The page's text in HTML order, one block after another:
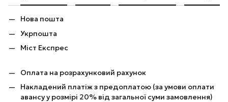
Нова пошта
Укрпошта
Міст Експрес
Оплата на розрахунковий рахунок
Накладений платіж з предоплатою (за умови оплати
авансу у розмірі 20% від загальної суми замовлення)